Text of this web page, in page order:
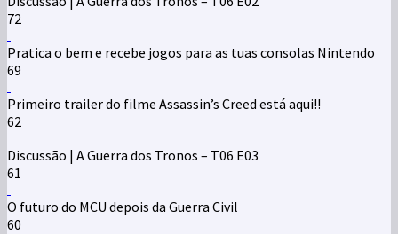
72
Pratica o bem e recebe jogos para as tuas consolas Nintendo
69
Primeiro trailer do filme Assassin’s Creed está aqui!!
62
Discussão | A Guerra dos Tronos – T06 E03
61
O futuro do MCU depois da Guerra Civil
60